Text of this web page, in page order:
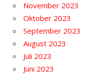
November 2023
Oktober 2023
September 2023
August 2023
Juli 2023
Juni 2023